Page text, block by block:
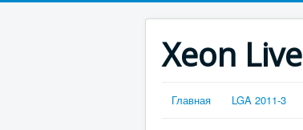
Xeon Live
Главная LGA 2011-3